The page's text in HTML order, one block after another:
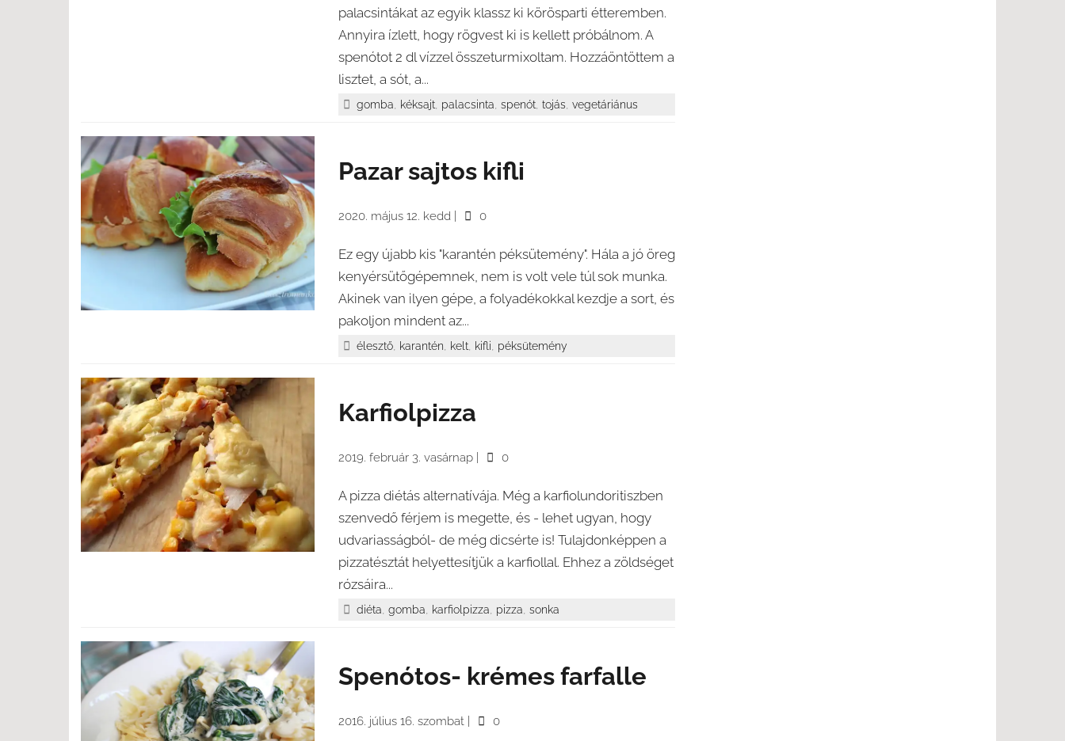
palacsintákat az egyik klassz ki körösparti étteremben.
Annyira ízlett, hogy rögvest ki is kellett próbálnom. A
spenótot 2 dl vízzel összeturmixoltam. Hozzáöntöttem a
lisztet, a sót, a...
gomba, kéksajt, palacsinta,spenót,tojás,vegetáriánus
Pazar sajtos kifli
2020. május 12. kedd 0
Ez egy újabb kis "karantén péksütemény". Hála a jó öreg
kenyérsütőgépemnek, nem is volt vele túl sok munka.
Akinek van ilyen gépe, a folyadékokkal kezdje a sort, és
pakoljon mindent az...
élesztő, karantén, kelt, kifli, péksütemény
Karfiolpizza
2019. február 3. vasárnap 0
A pizza diétás alternatívája. Még a karfiolundoritiszben
szenvedő férjem is megette, és - lehet ugyan, hogy
udvariasságból- de még dicsérte is! Tulajdonképpen a
pizzatésztát helyettesítjük a karfiollal. Ehhez a zöldséget
rózsáira...
diéta,gomba, karfiolpizza, pizza,sonka
Spenótos- krémes farfalle
2016. július 16. szombat 0